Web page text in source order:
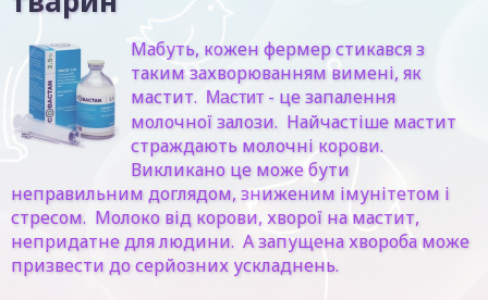
Мабуть, кожен фермер стикався з
таким захворюванням вимені, як
мастит.
Мастит - це запалення
молочної залози. Найчастіше мастит
страждають молочні корови.
Викликано це може бути
неправильним доглядом, зниженим імунітетом і
стресом. Молоко від корови, хворої на мастит,
непридатне для людини. А запущена хвороба може
призвести до серйозних ускладнень.